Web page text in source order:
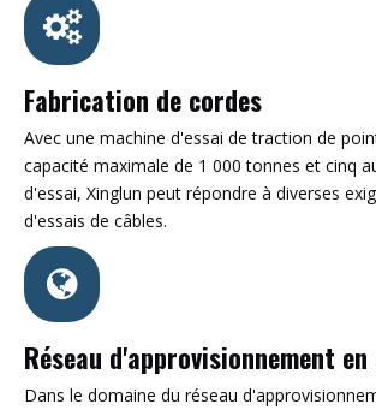
Fabrication de cordes
Avec une machine d'essai de traction de
capacité maximale de 1 000 tonnes et cinq
d'essai, Xinglun peut répondre à diverses
d'essais de câbles.
Réseau d'approvisionnement
Dans le domaine du réseau